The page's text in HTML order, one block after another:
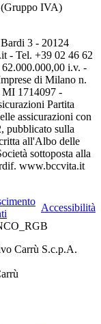
(Gruppo IVA)
3 - 20124
- Tel. +39 02 46 62
i.v. -
di Milano n.
1714097 -
Partita
assicurazioni con
pubblicato sulla
all'Albo delle
sottoposta alla
www.bccvita.it
Accessibilità
Carrù S.c.p.A.